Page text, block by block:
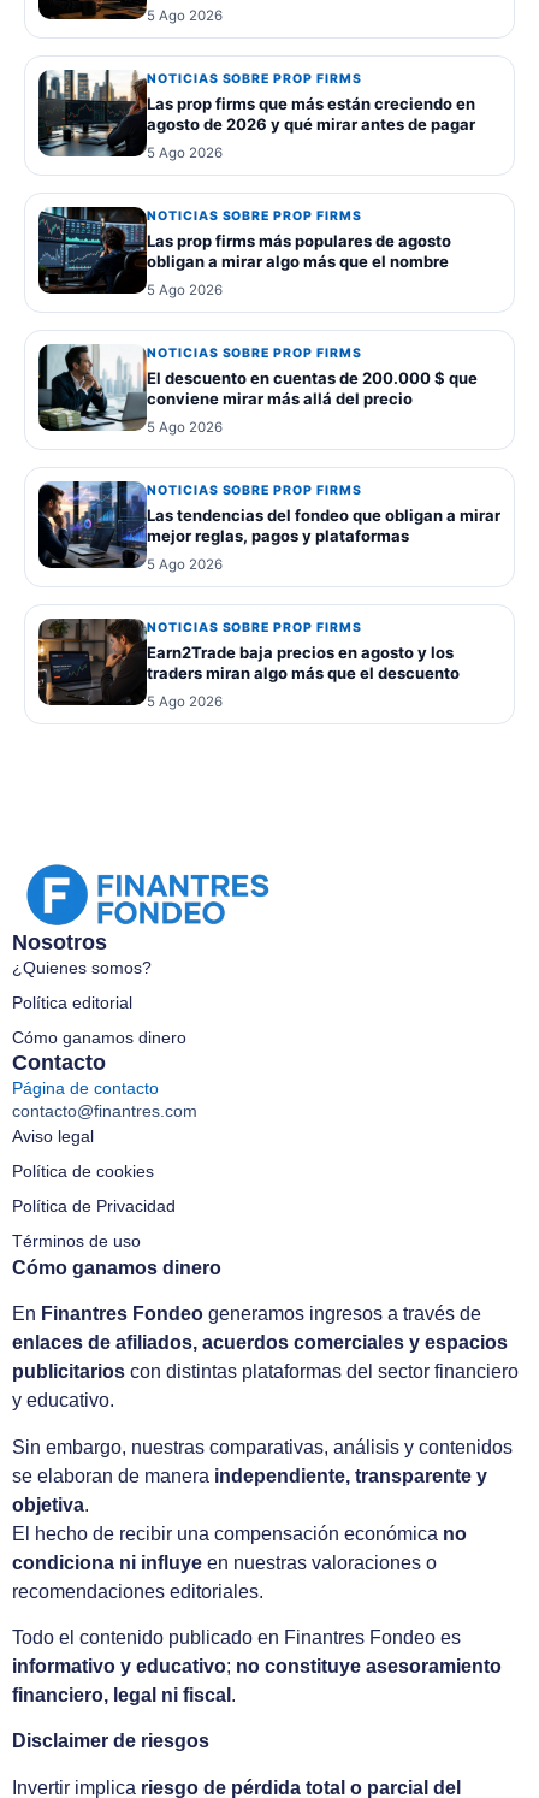
5 Ago 2026
NOTICIAS SOBRE PROP FIRMS
Las prop firms que más están creciendo en
agosto de 2026 y qué mirar antes de pagar
5 Ago 2026
NOTICIAS SOBRE PROP FIRMS
Las prop firms más populares de agosto
obligan a mirar algo más que el nombre
5 Ago 2026
NOTICIAS SOBRE PROP FIRMS
El descuento en cuentas de 200.000 $ que
conviene mirar más allá del precio
5 Ago 2026
NOTICIAS SOBRE PROP FIRMS
Las tendencias del fondeo que obligan a mirar
mejor reglas, pagos y plataformas
5 Ago 2026
NOTICIAS SOBRE PROP FIRMS
Earn2Trade baja precios en agosto y los
traders miran algo más que el descuento
5 Ago 2026
Nosotros
¿Quienes somos?
Política editorial
Cómo ganamos dinero
Contacto
Página de contacto
contacto@finantres.com
Aviso legal
Política de cookies
Política de Privacidad
Términos de uso
Cómo ganamos dinero
En Finantres Fondeo generamos ingresos a través de
enlaces de afiliados, acuerdos comerciales y espacios
publicitarios con distintas plataformas del sector financiero
y educativo.
Sin embargo, nuestras comparativas, análisis y contenidos
se elaboran de manera independiente, transparente y
objetiva.
El hecho de recibir una compensación económica no
condiciona ni influye en nuestras valoraciones o
recomendaciones editoriales.
Todo el contenido publicado en Finantres Fondeo es
informativo y educativo; no constituye asesoramiento
financiero, legal ni fiscal .
Disclaimer de riesgos
Invertir implica riesgo de pérdida total o parcial del